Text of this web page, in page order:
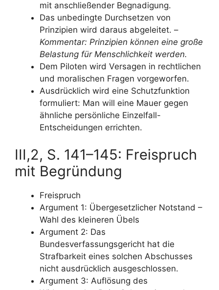
mit anschließender Begnadigung.
Das unbedingte Durchsetzen von
Prinzipien wird daraus abgeleitet. –
Kommentar: Prinzipien können eine große
Belastung für Menschlichkeit werden.
Dem Piloten wird Versagen in rechtlichen
und moralischen Fragen vorgeworfen.
Ausdrücklich wird eine Schutzfunktion
formuliert: Man will eine Mauer gegen
ähnliche persönliche Einzelfall-
Entscheidungen errichten.
III,2, S. 141–145: Freispruch
mit Begründung
Freispruch
Argument 1: Übergesetzlicher Notstand –
Wahl des kleineren Übels
Argument 2: Das
Bundesverfassungsgericht hat die
Strafbarkeit eines solchen Abschusses
nicht ausdrücklich ausgeschlossen.
Argument 3: Auflösung des